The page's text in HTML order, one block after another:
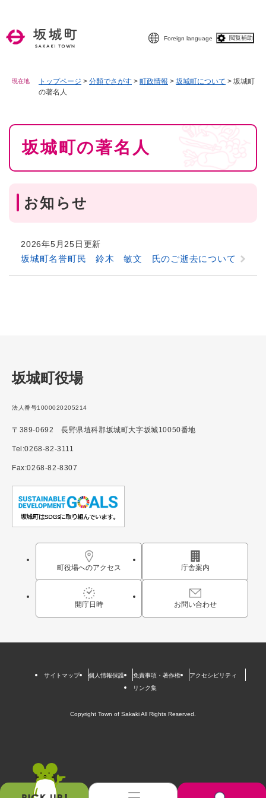
Foreign language 閲覧補助
現在地 トップページ > 分類でさがす > 町政情報 > 坂城町について > 坂城町
の著名人
本
坂城町の著名人
お知らせ
2026年5月25日更新
坂城町名誉町民 鈴木 敏文 氏のご逝去について
坂城町役場
法人番号1000020205214
〒389-0692 長野県埴科郡坂城町大字坂城10050番地
Tel:0268-82-3111
Fax:0268-82-8307
町役場へのアクセス 庁舎案内
開庁日時 お問い合わせ
サイトマップ 個人情報保護 免責事項・著作権
アクセシビリティ
リンク集
Copyright Town of Sakaki All Rights Reserved.